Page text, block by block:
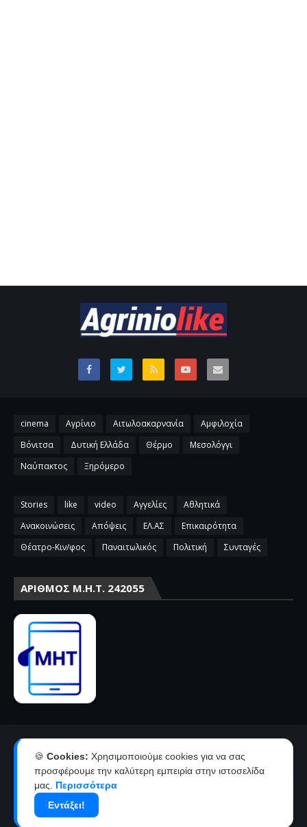
cinema Αγρίνιο Αιτωλοακαρνανία
Αμφιλοχία
Βόνιτσα
Δυτική Ελλάδα Θέρμο
Μεσολόγγι
Ναύπακτος
Ξηρόμερο
Stories like video Αγγελίες
Αθλητικά
Ανακοινώσεις
Απόψεις ΕΛ.ΑΣ
Επικαιρότητα
Θέατρο-Κιν/φος
Παναιτωλικός Πολιτική Συνταγές
ΑΡΙΘΜΌΣ Μ.Η.Τ. 242055
Όροι χρήσης-πολιτική απορρήτου
Ταυτότητα
Δήλωση συμμόρφωσης με την σύσταση 2018/334 της Ε.Ε
Copyright ©
2026
🍪 Cookies: Χρησιμοποιούμε cookies για να σας
προσφέρουμε την καλύτερη εμπειρία στην ιστοσελίδα
μας. Περισσότερα
Εντάξει!